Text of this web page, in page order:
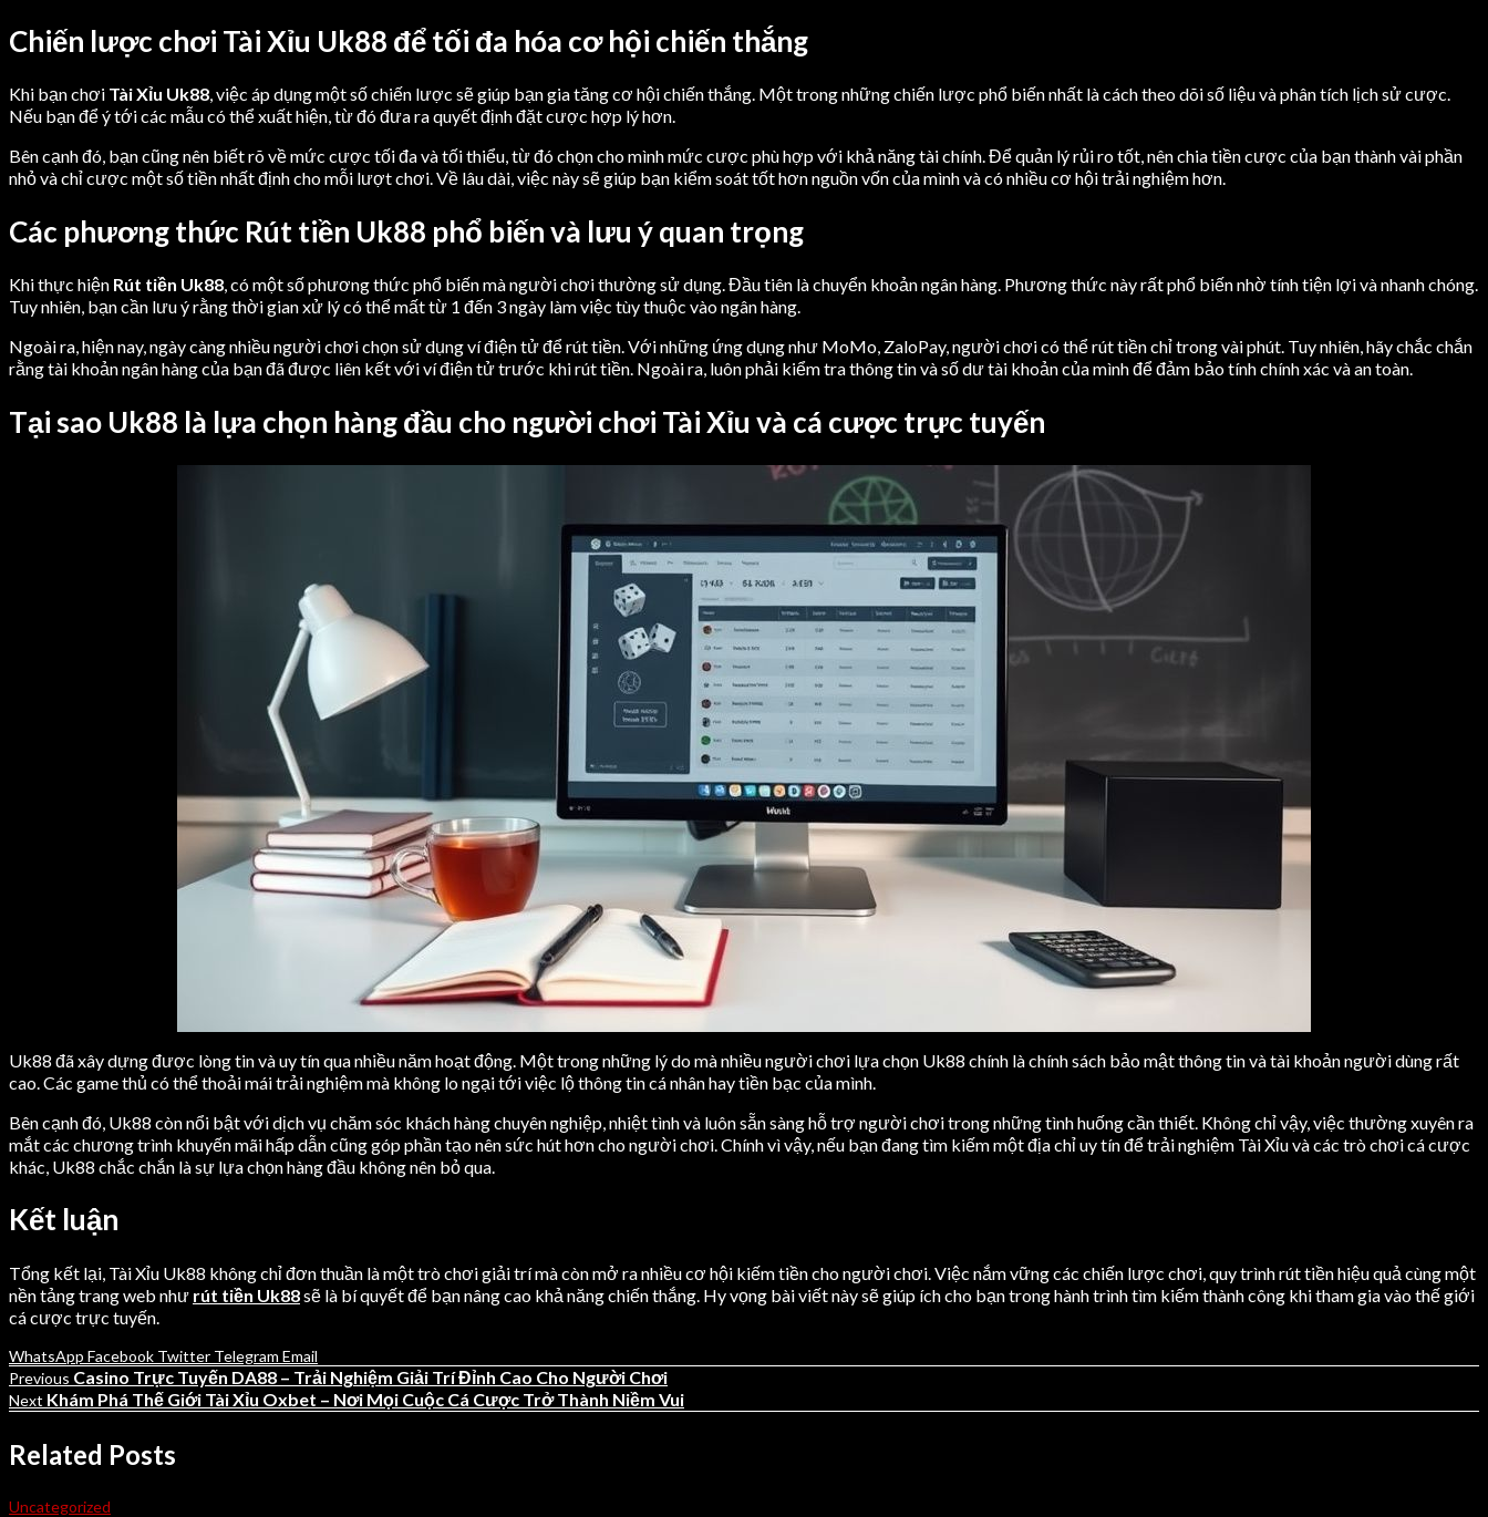
Chiến lược chơi Tài Xỉu Uk88 để tối đa hóa cơ hội chiến thắng
Khi bạn chơi Tài Xỉu Uk88, việc áp dụng một số chiến lược sẽ giúp bạn gia tăng cơ hội chiến thắng. Một trong những chiến lược phổ biến nhất là cách theo dõi số liệu và phân tích lịch sử cược.
Nếu bạn để ý tới các mẫu có thể xuất hiện, từ đó đưa ra quyết định đặt cược hợp lý hơn.
Bên cạnh đó, bạn cũng nên biết rõ về mức cược tối đa và tối thiểu, từ đó chọn cho mình mức cược phù hợp với khả năng tài chính. Để quản lý rủi ro tốt, nên chia tiền cược của bạn thành vài phần
nhỏ và chỉ cược một số tiền nhất định cho mỗi lượt chơi. Về lâu dài, việc này sẽ giúp bạn kiểm soát tốt hơn nguồn vốn của mình và có nhiều cơ hội trải nghiệm hơn.
Các phương thức Rút tiền Uk88 phổ biến và lưu ý quan trọng
Khi thực hiện Rút tiền Uk88, có một số phương thức phổ biến mà người chơi thường sử dụng. Đầu tiên là chuyển khoản ngân hàng. Phương thức này rất phổ biến nhờ tính tiện lợi và nhanh chóng.
Tuy nhiên, bạn cần lưu ý rằng thời gian xử lý có thể mất từ 1 đến 3 ngày làm việc tùy thuộc vào ngân hàng.
Ngoài ra, hiện nay, ngày càng nhiều người chơi chọn sử dụng ví điện tử để rút tiền. Với những ứng dụng như MoMo, ZaloPay, người chơi có thể rút tiền chỉ trong vài phút. Tuy nhiên, hãy chắc chắn
rằng tài khoản ngân hàng của bạn đã được liên kết với ví điện tử trước khi rút tiền. Ngoài ra, luôn phải kiểm tra thông tin và số dư tài khoản của mình để đảm bảo tính chính xác và an toàn.
Tại sao Uk88 là lựa chọn hàng đầu cho người chơi Tài Xỉu và cá cược trực tuyến
Uk88 đã xây dựng được lòng tin và uy tín qua nhiều năm hoạt động. Một trong những lý do mà nhiều người chơi lựa chọn Uk88 chính là chính sách bảo mật thông tin và tài khoản người dùng rất
cao. Các game thủ có thể thoải mái trải nghiệm mà không lo ngại tới việc lộ thông tin cá nhân hay tiền bạc của mình.
Bên cạnh đó, Uk88 còn nổi bật với dịch vụ chăm sóc khách hàng chuyên nghiệp, nhiệt tình và luôn sẵn sàng hỗ trợ người chơi trong những tình huống cần thiết. Không chỉ vậy, việc thường xuyên ra
mắt các chương trình khuyến mãi hấp dẫn cũng góp phần tạo nên sức hút hơn cho người chơi. Chính vì vậy, nếu bạn đang tìm kiếm một địa chỉ uy tín để trải nghiệm Tài Xỉu và các trò chơi cá cược
khác, Uk88 chắc chắn là sự lựa chọn hàng đầu không nên bỏ qua.
Kết luận
Tổng kết lại, Tài Xỉu Uk88 không chỉ đơn thuần là một trò chơi giải trí mà còn mở ra nhiều cơ hội kiếm tiền cho người chơi. Việc nắm vững các chiến lược chơi, quy trình rút tiền hiệu quả cùng một
nền tảng trang web như rút tiền Uk88sẽ là bí quyết để bạn nâng cao khả năng chiến thắng. Hy vọng bài viết này sẽ giúp ích cho bạn trong hành trình tìm kiếm thành công khi tham gia vào thế giới
cá cược trực tuyến.
WhatsApp Facebook Twitter Telegram Email
Previous Casino Trực Tuyến DA88 – Trải Nghiệm Giải Trí Đỉnh Cao Cho Người Chơi
Next Khám Phá Thế Giới Tài Xỉu Oxbet – Nơi Mọi Cuộc Cá Cược Trở Thành Niềm Vui
Related Posts
Uncategorized